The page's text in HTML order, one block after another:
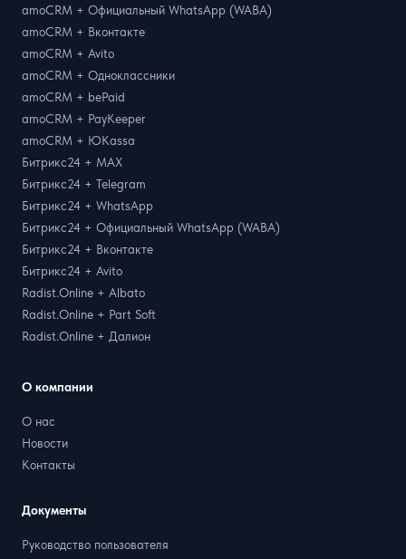
amoCRM + Официальный WhatsApp (WABA)
amoCRM + Вконтакте
amoCRM + Avito
amoCRM + Одноклассники
amoCRM + bePaid
amoCRM + PayKeeper
amoCRM + ЮKassa
Битрикс24 + MAX
Битрикс24 + Telegram
Битрикс24 + WhatsApp
Битрикс24 + Официальный WhatsApp (WABA)
Битрикс24 + Вконтакте
Битрикс24 + Avito
Radist.Online + Albato
Radist.Online + Part Soft
Radist.Online + Далион
О компании
О нас
Новости
Контакты
Документы
Руководство пользователя